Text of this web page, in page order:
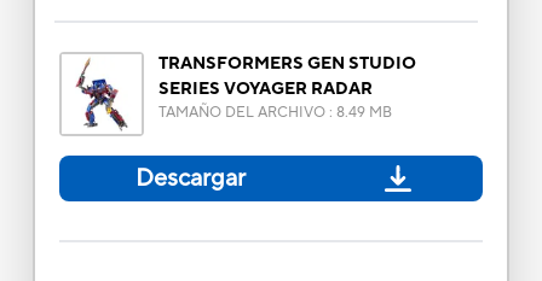
TRANSFORMERS GEN STUDIO
SERIES VOYAGER RADAR
TAMAÑO DEL ARCHIVO: 8.49 MB
Descargar